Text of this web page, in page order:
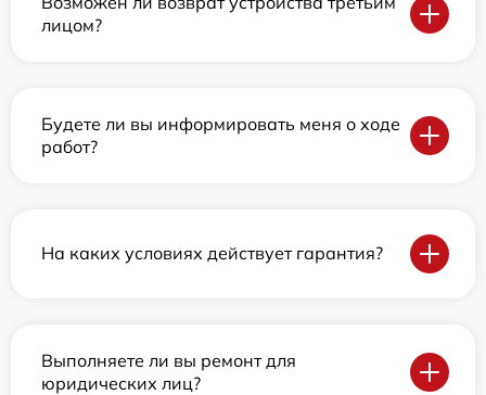
лицом?
Будете ли вы информировать меня о ходе
работ?
На каких условиях действует гарантия?
Выполняете ли вы ремонт для
юридических лиц?